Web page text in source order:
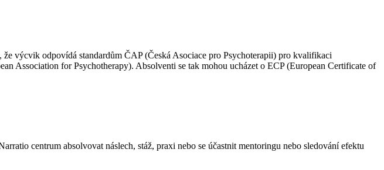
výcvik odpovídá standardům ČAP (Česká Asociace pro Psychoterapii) pro kvalifikaci
Association for Psychotherapy). Absolventi se tak mohou ucházet o ECP (European Certificate of
centrum absolvovat náslech, stáž, praxi nebo se účastnit mentoringu nebo sledování efektu